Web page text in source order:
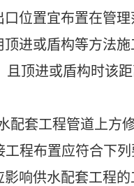
位置宜布置在管理
进或盾构等方法
且顶进或盾构时该
配套工程管道上方
工程布置应符合下列
响供水配套工程的